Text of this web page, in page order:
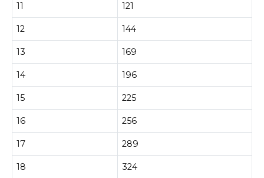
11 121
12 144
13 169
14 196
15 225
16 256
17 289
18 324